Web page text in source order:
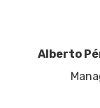
Alberto